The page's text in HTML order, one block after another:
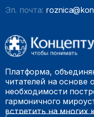
Эл. почта:
Платформа,
читателей на основе
необходимости
гармоничного
встретить на многих